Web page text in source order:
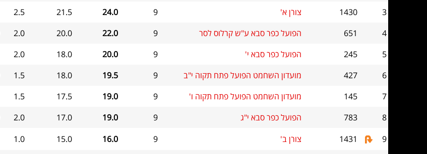
3
1430 צורן א' 9
24.0
21.5
2.5
4
651 הפועל כפר סבא ע"ש קרלוס לסר 9
22.0
20.0
2.0
5
245 הפועל כפר סבא י' 9
20.0
18.0
2.0
6
427 מועדון השחמט הפועל פתח תקוה י"ב 9
19.5
18.0
1.5
7
145 מועדון השחמט הפועל פתח תקוה ו' 9
19.0
17.5
1.5
8
783 הפועל כפר סבא י"ג 9
19.0
17.0
2.0
9
1431 צורן ב' 9
16.0
15.0
1.0